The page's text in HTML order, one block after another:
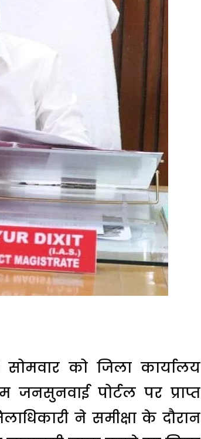
सोमवार को जिला कार्यालय
पोर्टल पर प्राप्त
ने समीक्षा के दौरान